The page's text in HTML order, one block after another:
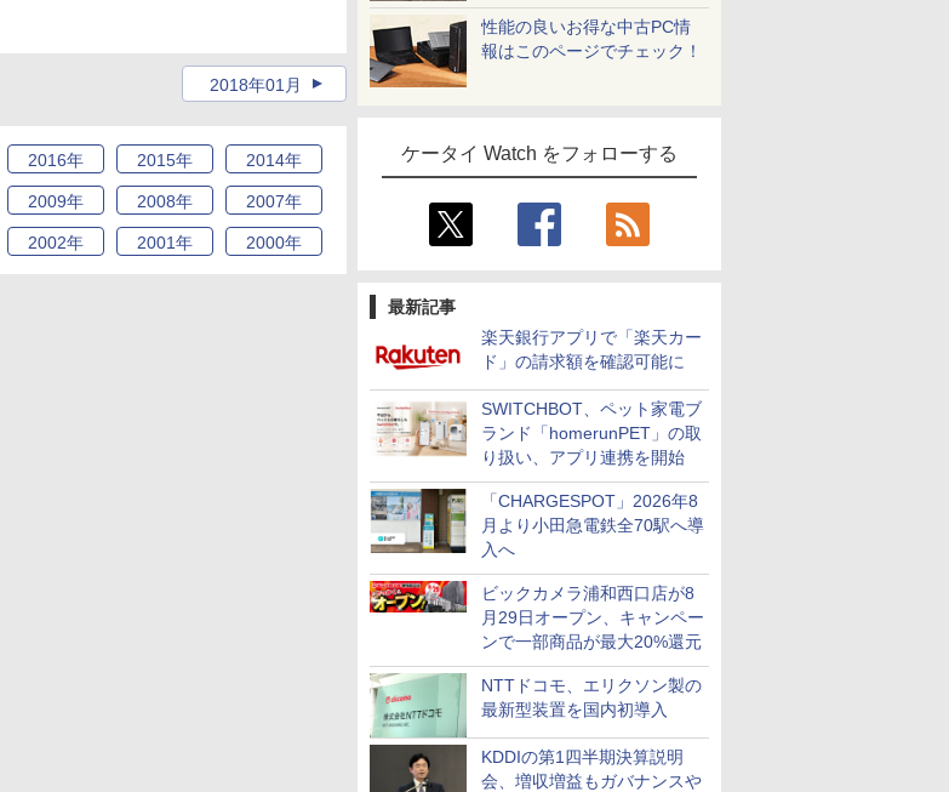
性能の良いお得な中古PC情
報はこのページでチェック！
ケータイ Watch をフォローする
最新記事
楽天銀行アプリで「楽天カー
ド」の請求額を確認可能に
SWITCHBOT、ペット家電ブ
ランド「homerunPET」の取
り扱い、アプリ連携を開始
「CHARGESPOT」2026年8
月より小田急電鉄全70駅へ導
入へ
ビックカメラ浦和西口店が8
月29日オープン、キャンペー
ンで一部商品が最大20%還元
NTTドコモ、エリクソン製の
最新型装置を国内初導入
KDDIの第1四半期決算説明
会、増収増益もガバナンスや
2018年01月
2016年 2015年 2014年
2009年 2008年 2007年
2002年 2001年 2000年